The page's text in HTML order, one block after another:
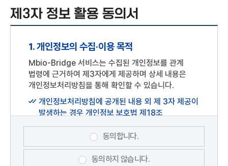
회원 아이디(ID) : 회원식별 및 서비스 이용을 위해
자신이 등록한 개인 E-mail 주소를 말함. 단,
기업회원의 경우 기업회원이 선정한 문자 및 숫자의
비밀번호(패스워드) : 회원의 권익보호를 위하여
회원이 선정한 문자 및 숫자의 조합을 말합니다.
플랫폼 : Mbio-Bridge(충청남도 서천군
장항읍장산로101번길75)
게시물 : "Mbio-Bridge" 홈페이지 내 이용자가
게재 또는 등록하는 부호(URL 포함), 문자, 음성,
음향, 영상(동영상 포함),이미지(사진 포함), 파일
제3조 이용 약관의 효력 및 변경
필수항목 : 아이디, 비밀번호, 성명, 휴대폰 번호,
생년월일
대표자명, 설립일자). 회원 선택정보(전화번호,
이메일 주소)
상기 개인정보 처리에 동의하시겠습니까?
제3자 정보 활용 동의서
1. 개인정보의 수집·이용 목적
Mbio-Bridge 서비스는 수집된 개인정보를 관계
법령에 근거하여 제3자에게 제공하며 상세 내용은
개인정보처리방침을 통해 확인할 수 있습니다.
개인정보처리방침에 공개된 내용 외 제 3자 제공이
발생하는 경우 개인정보 보호법 제18조
(개인정보의 목적 외 이용·제공 제한)에 근거하여
처리하겠습니다.
동의합니다.
동의하지 않습니다.